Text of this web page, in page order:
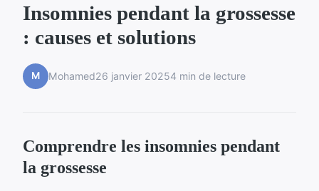
Insomnies pendant la grossesse
: causes et solutions
M Mohamed26 janvier 20254 min de lecture
Comprendre les insomnies pendant
la grossesse